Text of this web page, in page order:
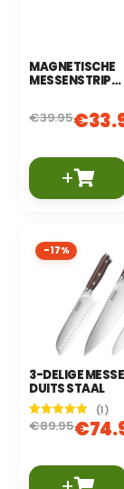
MAGNETISCHE
MESSENSTRIP
€39.95€
+
-17%
3-DELIGE
DUITS STAAL
Gewaardeerd
(1)
€89.95€